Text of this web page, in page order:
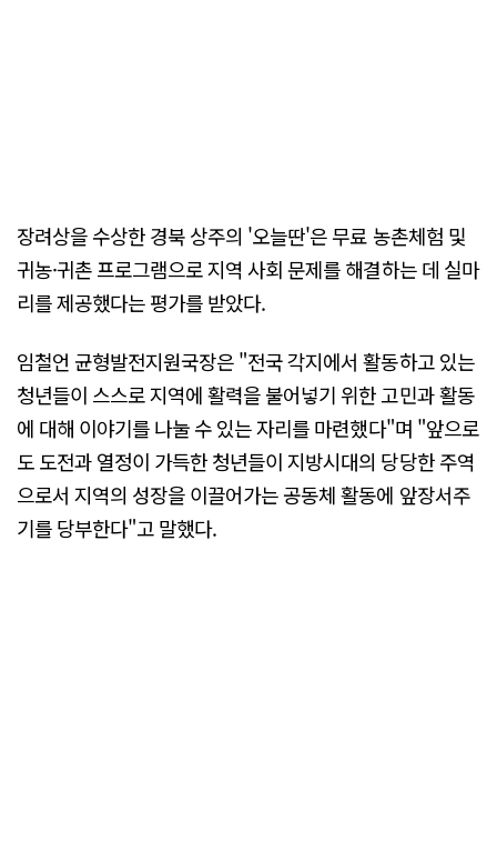
장려상을 수상한 경북 상주의 '오늘딴'은 무료 농촌체험 및
귀농·귀촌 프로그램으로 지역 사회 문제를 해결하는 데 실마
리를 제공했다는 평가를 받았다.
임철언 균형발전지원국장은 "전국 각지에서 활동하고 있는
청년들이 스스로 지역에 활력을 불어넣기 위한 고민과 활동
에 대해 이야기를 나눌 수 있는 자리를 마련했다"며 "앞으로
도 도전과 열정이 가득한 청년들이 지방시대의 당당한 주역
으로서 지역의 성장을 이끌어가는 공동체 활동에 앞장서주
기를 당부한다"고 말했다.